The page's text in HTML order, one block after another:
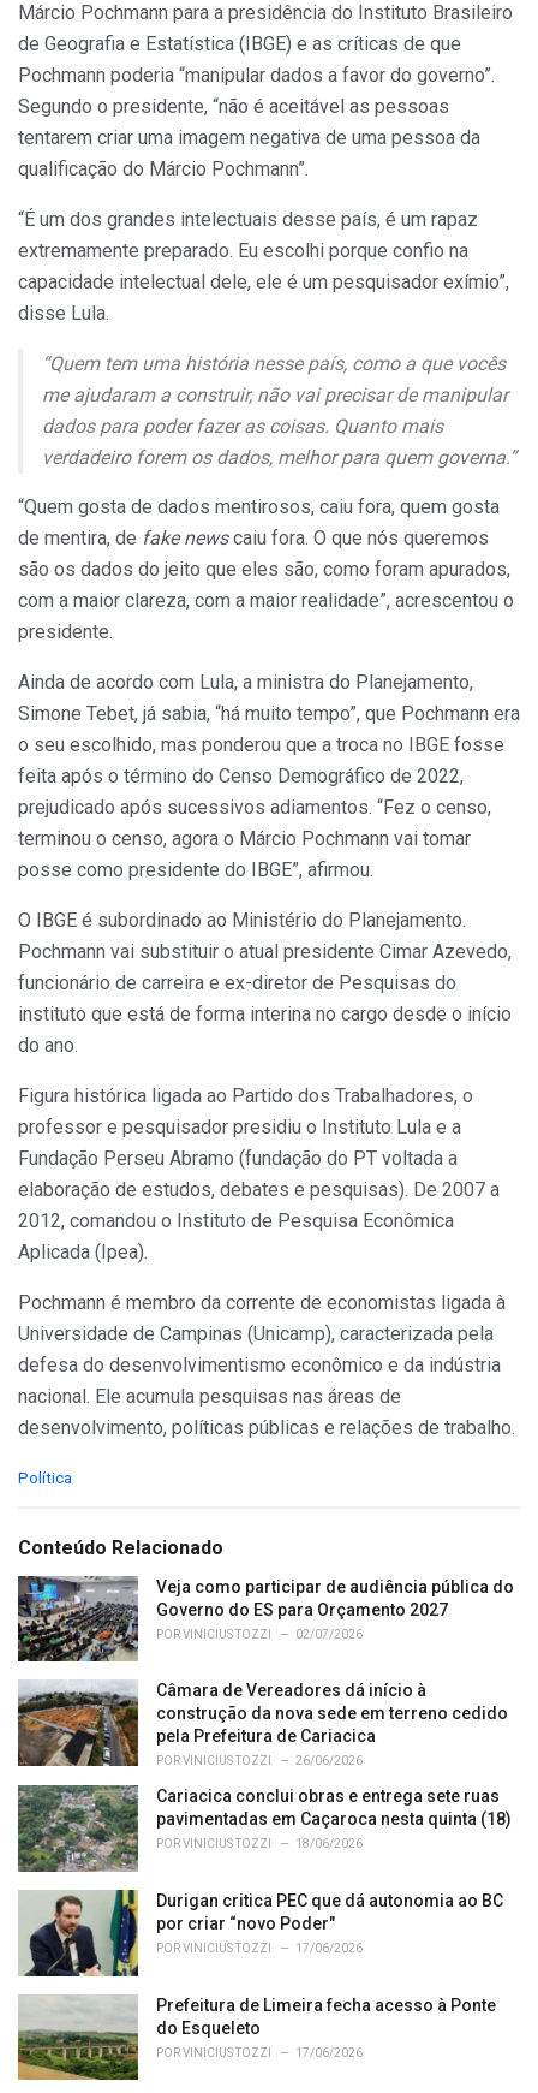
Márcio Pochmann para a presidência do Instituto Brasileiro
de Geografia e Estatística (IBGE) e as críticas de que
Pochmann poderia “manipular dados a favor do governo”.
Segundo o presidente, “não é aceitável as pessoas
tentarem criar uma imagem negativa de uma pessoa da
qualificação do Márcio Pochmann”.
“É um dos grandes intelectuais desse país, é um rapaz
extremamente preparado. Eu escolhi porque confio na
capacidade intelectual dele, ele é um pesquisador exímio”,
disse Lula.
“Quem tem uma história nesse país, como a que vocês
me ajudaram a construir, não vai precisar de manipular
dados para poder fazer as coisas. Quanto mais
verdadeiro forem os dados, melhor para quem governa.”
“Quem gosta de dados mentirosos, caiu fora, quem gosta
de mentira, de fake newscaiu fora. O que nós queremos
são os dados do jeito que eles são, como foram apurados,
com a maior clareza, com a maior realidade”, acrescentou o
presidente.
Ainda de acordo com Lula, a ministra do Planejamento,
Simone Tebet, já sabia, “há muito tempo”, que Pochmann era
o seu escolhido, mas ponderou que a troca no IBGE fosse
feita após o término do Censo Demográfico de 2022,
prejudicado após sucessivos adiamentos. “Fez o censo,
terminou o censo, agora o Márcio Pochmann vai tomar
posse como presidente do IBGE”, afirmou.
O IBGE é subordinado ao Ministério do Planejamento.
Pochmann vai substituir o atual presidente Cimar Azevedo,
funcionário de carreira e ex-diretor de Pesquisas do
instituto que está de forma interina no cargo desde o início
do ano.
Figura histórica ligada ao Partido dos Trabalhadores, o
professor e pesquisador presidiu o Instituto Lula e a
Fundação Perseu Abramo (fundação do PT voltada a
elaboração de estudos, debates e pesquisas). De 2007 a
2012, comandou o Instituto de Pesquisa Econômica
Aplicada (Ipea).
Pochmann é membro da corrente de economistas ligada à
Universidade de Campinas (Unicamp), caracterizada pela
defesa do desenvolvimentismo econômico e da indústria
nacional. Ele acumula pesquisas nas áreas de
desenvolvimento, políticas públicas e relações de trabalho.
C
e
o
r
i
e
:
Política
Conteúdo Relacionado
Veja como participar de audiência pública do
Governo do ES para Orçamento 2027
PORVINICIUS TOZZI 02/07/2026
Câmara de Vereadores dá início à
construção da nova sede em terreno cedido
pela Prefeitura de Cariacica
PORVINICIUS TOZZI 26/06/2026
Cariacica conclui obras e entrega sete ruas
pavimentadas em Caçaroca nesta quinta (18)
PORVINICIUS TOZZI 18/06/2026
Durigan critica PEC que dá autonomia ao BC
por criar “novo Poder"
PORVINICIUS TOZZI 17/06/2026
Prefeitura de Limeira fecha acesso à Ponte
do Esqueleto
PORVINICIUS TOZZI 17/06/2026